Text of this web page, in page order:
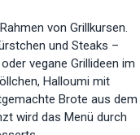
von Grillkursen.
und Steaks –
vegane Grillideen im
Halloumi mit
Brote aus dem
wird das Menü durch